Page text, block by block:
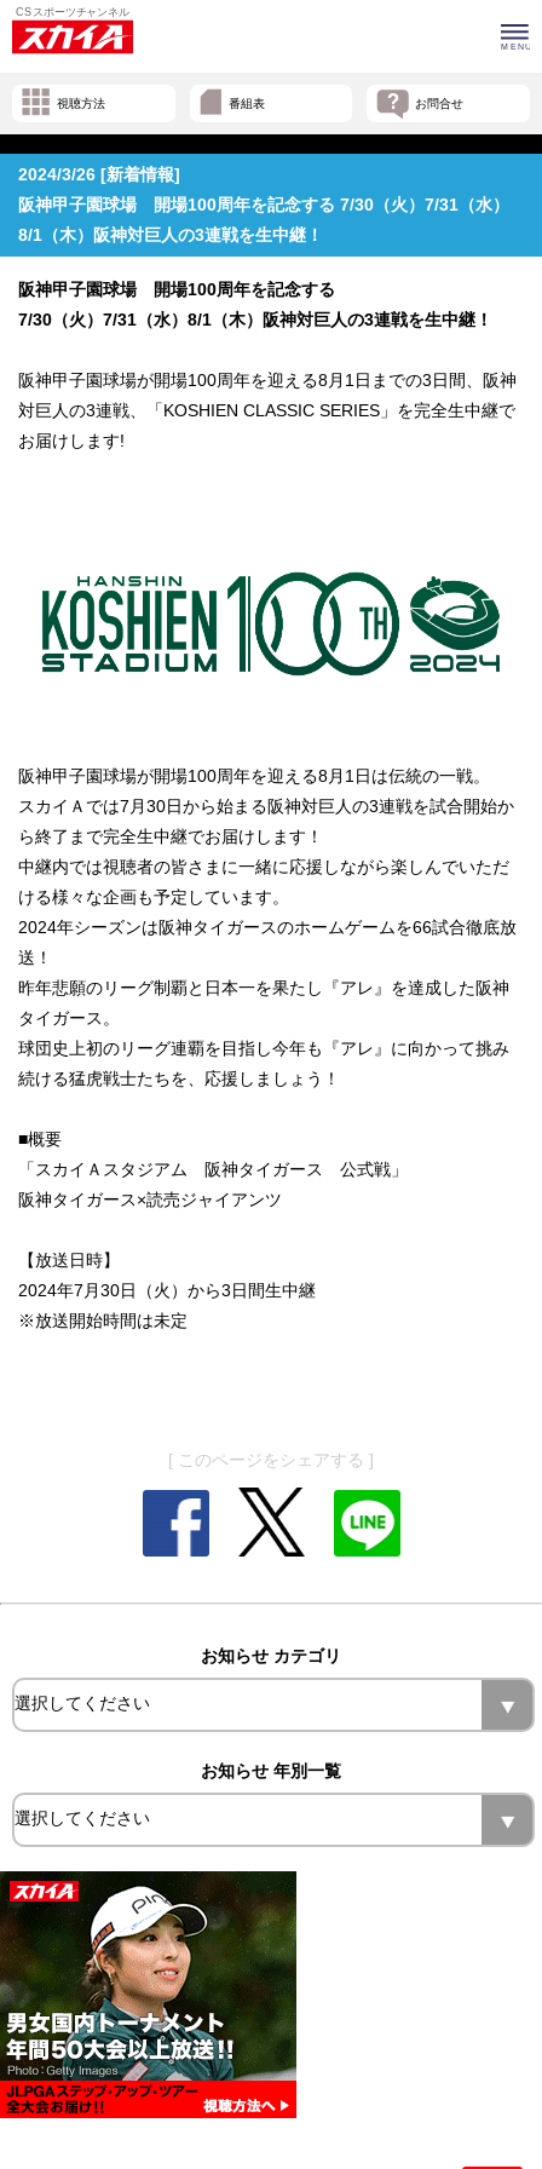
視聴方法 番組表 お問合せ
2024/3/26 [新着情報]
阪神甲子園球場 開場100周年を記念する 7/30（火）7/31（水）
8/1（木）阪神対巨人の3連戦を生中継！
阪神甲子園球場 開場100周年を記念する
7/30 （火）7/31（水）8/1（木）阪神対巨人の3連戦を生中継！
阪神甲子園球場が開場100周年を迎える8月1日までの3日間、阪神
対巨人の3連戦、「KOSHIEN CLASSIC SERIES」を完全生中継で
お届けします!
阪神甲子園球場が開場100周年を迎える8月1日は伝統の一戦。
スカイＡでは7月30日から始まる阪神対巨人の3連戦を試合開始か
ら終了まで完全生中継でお届けします！
中継内では視聴者の皆さまに一緒に応援しながら楽しんでいただ
ける様々な企画も予定しています。
2024年シーズンは阪神タイガースのホームゲームを66試合徹底放
送！
昨年悲願のリーグ制覇と日本一を果たし『アレ』を達成した阪神
タイガース。
球団史上初のリーグ連覇を目指し今年も『アレ』に向かって挑み
続ける猛虎戦士たちを、応援しましょう！
■概要
「スカイＡスタジアム 阪神タイガース 公式戦」
阪神タイガース×読売ジャイアンツ
【放送日時】
2024年7月30日（火）から3日間生中継
※放送開始時間は未定
[ このページをシェアする ]
お知らせ カテゴリ
お知らせ 年別一覧